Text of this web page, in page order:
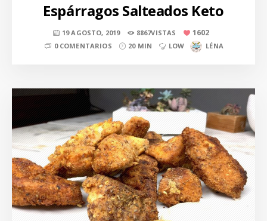
Espárragos Salteados Keto
19 AGOSTO, 2019 8867VISTAS 1602
0 COMENTARIOS 20 MIN LOW LÉNA